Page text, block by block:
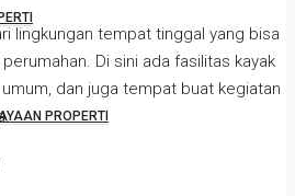
PROPERTI
lingkungan tempat tinggal yang bisa
Di sini ada fasilitas kayak
dan juga tempat buat kegiatan